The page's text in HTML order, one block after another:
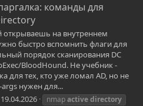
команды для
открываешь на внутреннем
быстро вспомнить флаги для
порядок сканирования DC
BloodHound. Не учебник -
для тех, кто уже ломал AD, но не
нужен для...
19.04.2026 nmapactivedirectory